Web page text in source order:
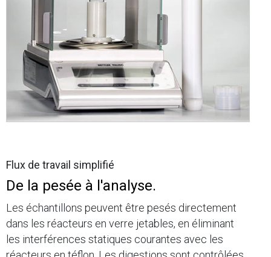
Flux de travail simplifié
De la pesée à l'analyse.
Les échantillons peuvent être pesés directement
dans les réacteurs en verre jetables, en éliminant
les interférences statiques courantes avec les